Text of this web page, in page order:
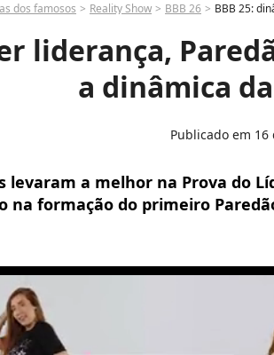
dos famosos Reality Show BBB 26 BBB 25:
liderança,
a dinâmica
Publicado em 16
levaram a melhor na Prova do
na formação do primeiro